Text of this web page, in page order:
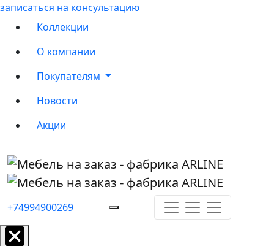
записаться на консультацию
Коллекции
О компании
Покупателям
Новости
Акции
+74994900269